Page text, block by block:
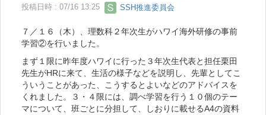
投稿日時 : 07/16 13:25 SSH推進委員会
７／１６（木）、理数科２年次生がハワイ海外研修の事前
学習②を行いました。
まず１限に昨年度ハワイに行った３年次生代表と担任栗田
先生がHRに来て、生活の様子などを説明し、先輩としてこ
ういうことがあった、こうするとよいなどのアドバイスを
くれました。３・４限には、調べ学習を行う１０個のテー
マについて、班ごとに分担して、しおりに載せるA4の資料